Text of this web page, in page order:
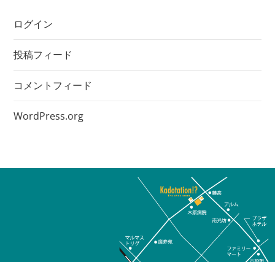
ログイン
投稿フィード
コメントフィード
WordPress.org